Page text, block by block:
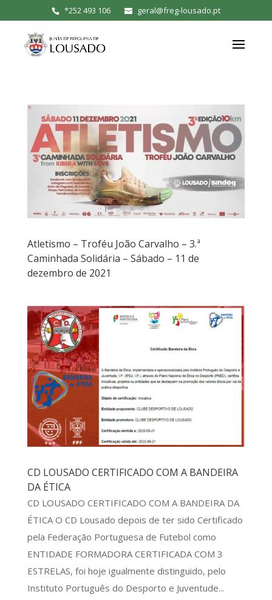
*252 493 106 geral@freg-lousado.pt
Atletismo – Troféu João Carvalho – 3.ª
Caminhada Solidária – Sábado – 11 de
dezembro de 2021
CD LOUSADO CERTIFICADO COM A BANDEIRA
DA ÉTICA
CD LOUSADO CERTIFICADO COM A BANDEIRA DA
ÉTICA O CD Lousado depois de ter sido Certificado
pela Federação Portuguesa de Futebol como
ENTIDADE FORMADORA CERTIFICADA COM 3
ESTRELAS, foi hoje igualmente distinguido, pelo
Instituto Português do Desporto e Juventude...